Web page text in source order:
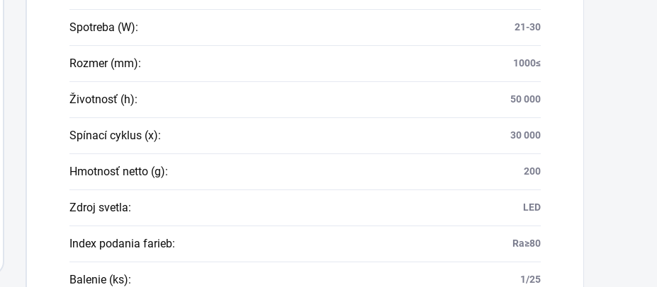
Spotreba (W): 21-30
Rozmer (mm): 1000≤
Životnosť (h): 50 000
Spínací cyklus (x): 30 000
Hmotnosť netto (g): 200
Zdroj svetla: LED
Index podania farieb: Ra≥80
Balenie (ks): 1/25